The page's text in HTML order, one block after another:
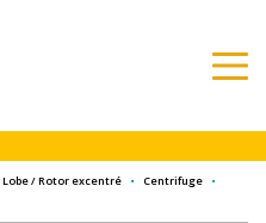
/ Rotor excentré • Centrifuge
•